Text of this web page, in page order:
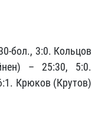
бол., 3:0. Кольцов
– 25:30, 5:0.
Крюков (Крутов)